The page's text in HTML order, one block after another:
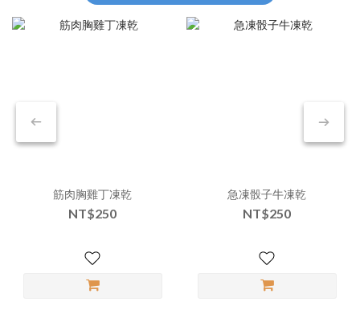
筋肉胸雞丁凍乾
NT$250
急凍骰子牛凍乾
NT$250